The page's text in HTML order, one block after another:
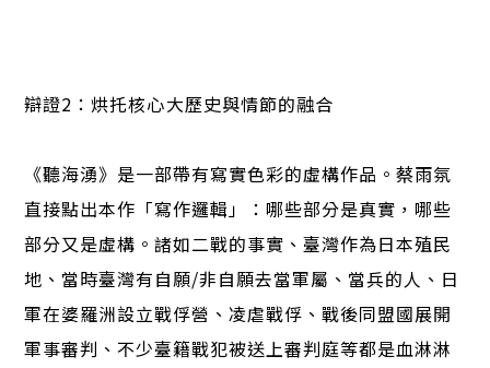
辯證2：烘托核心――大歷史與情節的融合
《聽海湧》是一部帶有寫實色彩的虛構作品。蔡雨氛
直接點出本作「寫作邏輯」：哪些部分是真實，哪些
部分又是虛構。諸如二戰的事實、臺灣作為日本殖民
地、當時臺灣有自願/非自願去當軍屬、當兵的人、日
軍在婆羅洲設立戰俘營、凌虐戰俘、戰後同盟國展開
軍事審判、不少臺籍戰犯被送上審判庭等都是血淋淋